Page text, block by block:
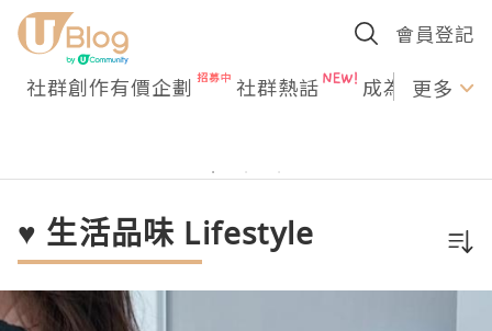
會員登記
社群創作有價企劃 社群熱話 成為U更多
♥ 生活品味 Lifestyle